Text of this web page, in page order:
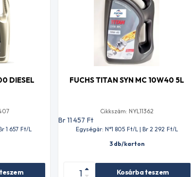
DIESEL
1 657 Ft/L
FUCHS TITAN SYN MC 10W40 5L
Cikkszám: NYL11362
Br 11 457 Ft
Egységár: N°1 805 Ft/L | Br 2 292 Ft/L
3 db/karton
Kosárba teszem